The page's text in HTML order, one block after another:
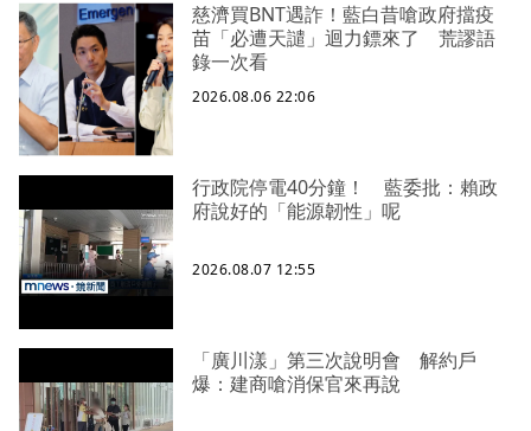
慈濟買BNT遇詐！藍白昔嗆政府擋疫
苗「必遭天譴」迴力鏢來了 荒謬語
錄一次看
2026.08.06 22:06
行政院停電40分鐘！ 藍委批：賴政
府說好的「能源韌性」呢
2026.08.07 12:55
「廣川漾」第三次說明會 解約戶
爆：建商嗆消保官來再說